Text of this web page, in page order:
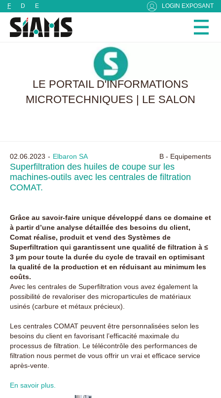
F D E LOGIN EXPOSANT
LE PORTAIL D'INFORMATIONS
MICROTECHNIQUES | LE SALON
02.06.2023 Elbaron SA B - Equipements
Superfiltration des huiles de coupe sur les
machines-outils avec les centrales de filtration
COMAT.
Grâce au savoir-faire unique développé dans ce domaine et
à partir d’une analyse détaillée des besoins du client,
Comat réalise, produit et vend des Systèmes de
Superfiltration qui garantissent une qualité de filtration à ≤
3 μm pour toute la durée du cycle de travail en optimisant
la qualité de la production et en réduisant au minimum les
coûts.
Avec les centrales de Superfiltration vous avez également la
possibilité de revaloriser des microparticules de matériaux
usinés (carbure et métaux précieux).
Les centrales COMAT peuvent être personnalisées selon les
besoins du client en favorisant l’efficacité maximale du
processus de filtration. Le télécontrôle des performances de
filtration nous permet de vous offrir un vrai et efficace service
après-vente.
En savoir plus.
Panneau de gestion des cookies